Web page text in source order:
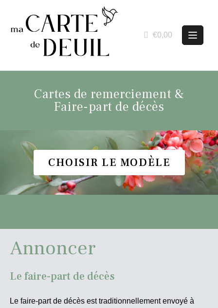
€0,00
Cartes de remerciement &
Faire-part de décès
CHOISIR LE MODÈLE
Annoncer
Le faire-part de décès
Le faire-part de décès est traditionnellement envoyé à